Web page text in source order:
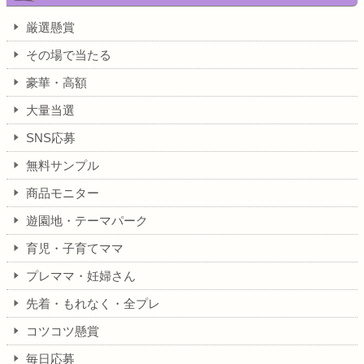
厳選懸賞
その場で当たる
豪華・高額
大量当選
SNS応募
無料サンプル
商品モニター
遊園地・テーマパーク
育児・子育てママ
プレママ・妊婦さん
先着・もれなく・全プレ
コツコツ懸賞
毎日応募